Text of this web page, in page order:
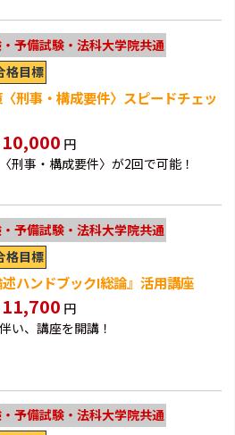
予備試験・法科大学院共通
格目標
刑事・構成要件〉スピードチェッ
10,000 円
刑事・構成要件〉が2回で可能！
予備試験・法科大学院共通
格目標
述ハンドブックⅠ総論』活用講座
11,700 円
い、講座を開講！
予備試験・法科大学院共通